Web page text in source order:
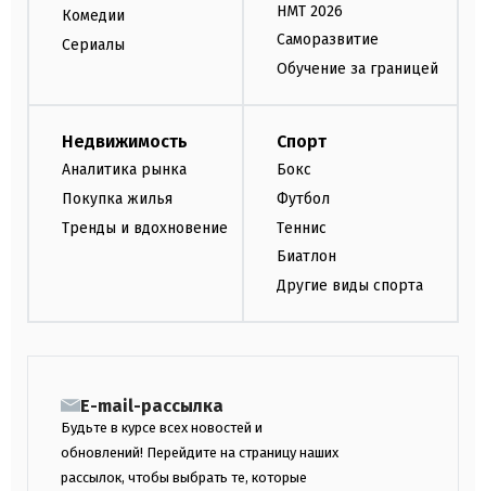
Комедии
Сериалы
НМТ 2026
Саморазвитие
Обучение за границей
Недвижимость
Аналитика рынка
Покупка жилья
Тренды и вдохновение
Спорт
Бокс
Футбол
Теннис
Биатлон
Другие виды спорта
E-mail-рассылка
Будьте в курсе всех новостей и
обновлений! Перейдите на страницу наших
рассылок, чтобы выбрать те, которые